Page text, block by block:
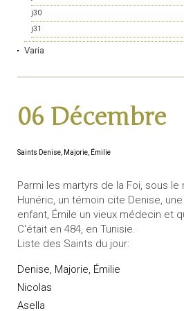
j30
j31
Varia
06 Décembre
Saints Denise, Majorie, Émilie
Parmi les martyrs de la Foi, sous le
Hunéric, un témoin cite Denise,
enfant, Émile un vieux médecin et
C'était en 484, en Tunisie.
Liste des Saints du jour:
Denise, Majorie, Émilie
Nicolas
Asella